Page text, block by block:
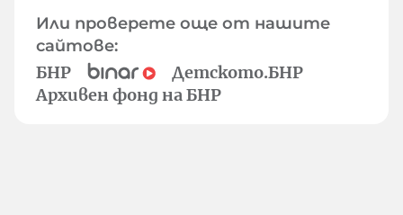
Или проверете още от нашите
сайтове:
БНР
Детското.БНР
Архивен фонд на БНР